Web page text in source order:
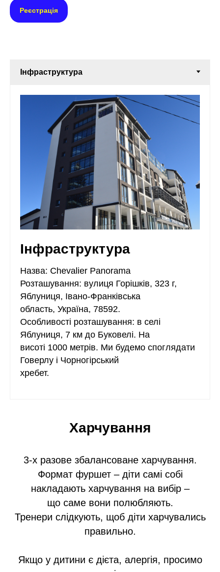
Реєстрація
Інфраструктура
Назва: Chevalier Panorama⁩
Розташування: вулиця Горішків, 323 г,
Яблуниця, Івано-Франківська
область, Україна, 78592.
Особливості розташування: в селі
Яблуниця, 7 км до Буковелі. На
висоті 1000 метрів. Ми будемо споглядати
Говерлу і Чорногірський
хребет.
Харчування
3-х разове збалансоване харчування.
Формат фуршет – діти самі собі
накладають харчування на вибір –
що саме вони полюбляють.
Тренери слідкують, щоб діти харчувались
правильно.
Якщо у дитини є дієта, алергія, просимо